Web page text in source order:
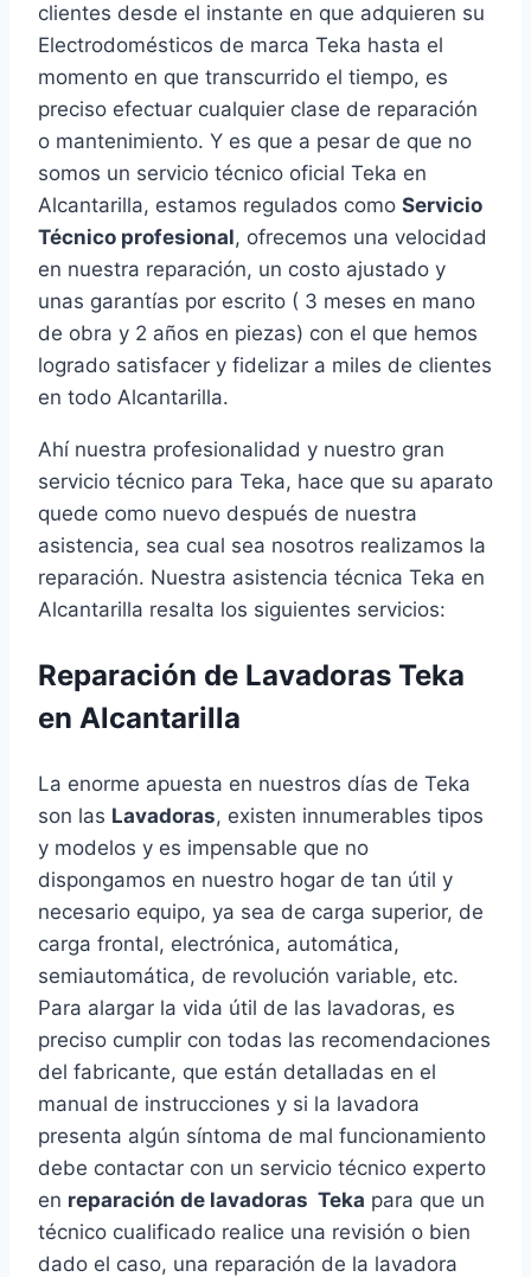
clientes desde el instante en que adquieren su
Electrodomésticos de marca Teka hasta el
momento en que transcurrido el tiempo, es
preciso efectuar cualquier clase de reparación
o mantenimiento. Y es que a pesar de que no
somos un servicio técnico oficial Teka en
Alcantarilla, estamos regulados como Servicio
Técnico profesional, ofrecemos una velocidad
en nuestra reparación, un costo ajustado y
unas garantías por escrito ( 3 meses en mano
de obra y 2 años en piezas) con el que hemos
logrado satisfacer y fidelizar a miles de clientes
en todo Alcantarilla.
Ahí nuestra profesionalidad y nuestro gran
servicio técnico para Teka, hace que su aparato
quede como nuevo después de nuestra
asistencia, sea cual sea nosotros realizamos la
reparación. Nuestra asistencia técnica Teka en
Alcantarilla resalta los siguientes servicios:
Reparación de Lavadoras Teka
en Alcantarilla
La enorme apuesta en nuestros días de Teka
son las Lavadoras, existen innumerables tipos
y modelos y es impensable que no
dispongamos en nuestro hogar de tan útil y
necesario equipo, ya sea de carga superior, de
carga frontal, electrónica, automática,
semiautomática, de revolución variable, etc.
Para alargar la vida útil de las lavadoras, es
preciso cumplir con todas las recomendaciones
del fabricante, que están detalladas en el
manual de instrucciones y si la lavadora
presenta algún síntoma de mal funcionamiento
debe contactar con un servicio técnico experto
en reparación de lavadoras Teka para que un
técnico cualificado realice una revisión o bien
dado el caso, una reparación de la lavadora